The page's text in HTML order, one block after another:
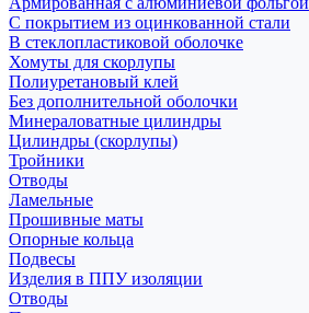
С покрытием из оцинкованной стали
В стеклопластиковой оболочке
Хомуты для скорлупы
Полиуретановый клей
Без дополнительной оболочки
Минераловатные цилиндры
Цилиндры (скорлупы)
Тройники
Отводы
Ламельные
Прошивные маты
Опорные кольца
Подвесы
Изделия в ППУ изоляции
Отводы